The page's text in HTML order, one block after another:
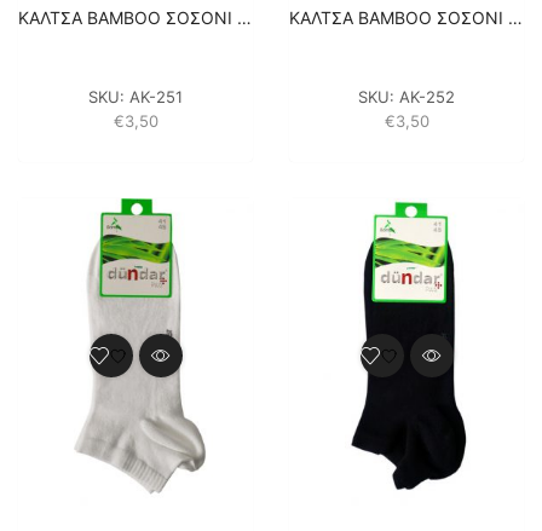
ΚΑΛΤΣΑ BAMBOO ΣΟΣΟΝΙ 1 ΖΕΥΓΑΡΙ (4605) – ΑΝΘΡΑΚΙ
SKU: ΑΚ-251
€3,50
ΚΑΛΤΣΑ BAMBOO ΣΟΣΟΝΙ 1 ΖΕΥΓΑΡΙ (4605) – ΓΚΡΙ
SKU: ΑΚ-252
€3,50